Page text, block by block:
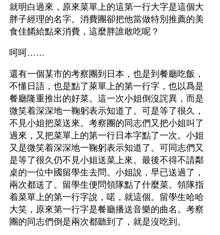
就明白過來，原來菜單上的這第一行大字是這個大
胖子經理的名字。消費團卻把他當做特別推薦的美
食佳餚給點來消費，這麼胖誰敢吃呢？
呵呵……
還有一個某市的考察團到日本，也是到餐廳吃飯，
不懂日語，也是點了萊單上的第一行字，也以爲是
餐廳隆重推出的好菜。這一次小姐倒沒詫異，而是
微笑着深深地一鞠躬表示知道了。可是等了很久，
不見小姐把菜送來。考察團的同志們又把小姐叫了
過來，又把菜單上的第一行日本字點了一次。小姐
又是微笑着深深地一鞠躬表示知道了。可同志們又
是等了很久仍不見小姐送菜上來。最後不得不請鄰
桌的一位中國留學生去問。小姐說，早已送過了，
兩次都送了。留學生便問領隊點了什麼菜。領隊指
着菜單上的第一行字說，喏，就這個。留學生哈哈
大笑，原來第一行字是餐廳播送音樂的曲名。考察
團的同志們倒是兩次都聽到了，就是沒吃到。